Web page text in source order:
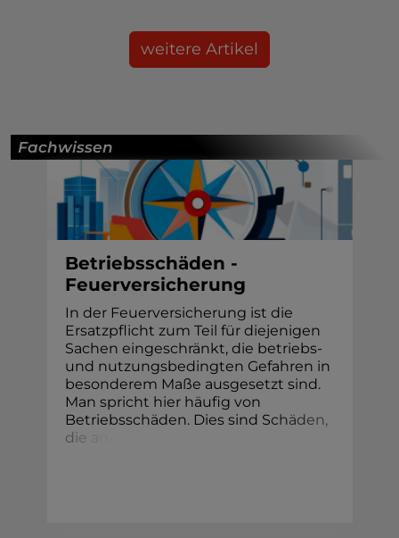
weitere Artikel
Fachwissen
Betriebsschäden -
Feuerversicherung
In der Feuerversicherung ist die
Ersatzpflicht zum Teil für diejenigen
Sachen eingeschränkt, die betriebs-
und nutzungsbedingten Gefahren in
besonderem Maße ausgesetzt sind.
Man spricht hier häufig von
Betriebsschäden. Dies sind Schäden,
d ie